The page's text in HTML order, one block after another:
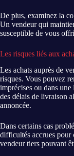
De plus, examinez la
Un vendeur qui
susceptible de vous
Les risques liés aux
Les achats auprès de
risques. Vous pouvez
imprécises ou dans une
des délais de livraison
annoncée.
Dans certains cas
difficultés accrues pour
vendeur tiers pouvant